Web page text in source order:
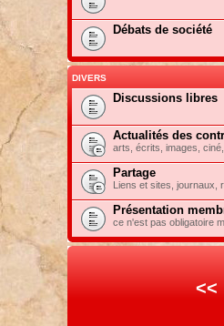
Débats de société
DIVERS
Discussions libres
Actualités des
arts, écrits, images,
Partage
Liens et sites, journaux,
Présentation
ce n'est pas obligatoire
<<